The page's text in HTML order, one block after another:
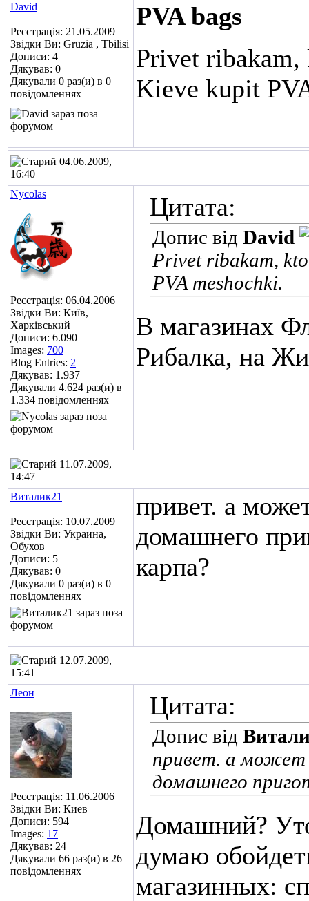
David
Реєстрація: 21.05.2009
Звідки Ви: Gruzia , Tbilisi
Дописи: 4
Дякував: 0
Дякували 0 раз(и) в 0
повідомленнях
PVA bags
Privet ribakam,
Kieve kupit
04.06.2009,
16:40
Nycolas
Реєстрація: 06.04.2006
Звідки Ви: Київ,
Харківський
Дописи: 6.090
Images: 700
Blog Entries: 2
Дякував: 1.937
Дякували 4.624 раз(и) в
1.334 повідомленнях
Цитата:
Допис від David
Privet ribakam,
PVA meshochki.
В магазинах
Рибалка, на
11.07.2009,
14:47
Виталик21
Реєстрація: 10.07.2009
Звідки Ви: Украина,
Обухов
Дописи: 5
Дякував: 0
Дякували 0 раз(и) в 0
повідомленнях
привет. а
домашнего
карпа?
12.07.2009,
15:41
Леон
Реєстрація: 11.06.2006
Звідки Ви: Киев
Дописи: 594
Images: 17
Дякував: 24
Дякували 66 раз(и) в 26
повідомленнях
Цитата:
Допис від
привет. а может
домашнего
Домашний?
думаю
магазинных: